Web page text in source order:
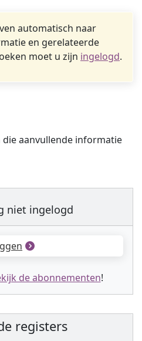
automatisch naar
en gerelateerde
moet u zijn ingelogd.
aanvullende informatie
niet ingelogd
de abonnementen!
registers